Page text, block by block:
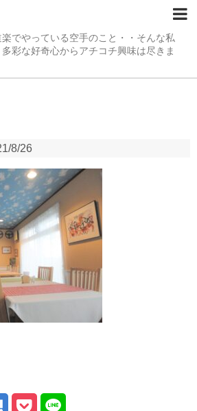
でやっている空手のこと・・そんな私
彩な好奇心からアチコチ興味は尽きま
8/26